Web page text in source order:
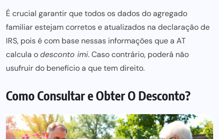
É crucial garantir que todos os dados do agregado
familiar estejam corretos e atualizados na declaração de
IRS, pois é com base nessas informações que a AT
calcula odesconto imi. Caso contrário, poderá não
usufruir do benefício a que tem direito.
Como Consultar e Obter O Desconto?